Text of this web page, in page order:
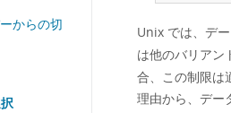
からの切
Unix では、デ
は他のバリアン
合、この制限は
理由から、デー